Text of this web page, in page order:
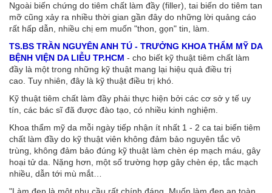
Ngoài biến chứng do tiêm chất làm đầy (filler), tai biến do tiêm tan
mỡ cũng xảy ra nhiều thời gian gần đây do những lời quảng cáo
rất hấp dẫn, nhiều chị em muốn "thon, gọn" tin, làm.
TS.BS TRẦN NGUYÊN ANH TÚ - TRƯỞNG KHOA THẨM MỸ DA
BỆNH VIỆN DA LIỄU TP.HCM - cho biết kỹ thuật tiêm chất làm
đầy là một trong những kỹ thuật mang lại hiệu quả điều trị
cao. Tuy nhiên, đây là kỹ thuật điều trị khó.
Kỹ thuật tiêm chất làm đầy phải thực hiện bởi các cơ sở y tế uy
tín, các bác sĩ đã được đào tạo, có nhiều kinh nghiệm.
Khoa thẩm mỹ da mỗi ngày tiếp nhận ít nhất 1 - 2 ca tai biến tiêm
chất làm đầy do kỹ thuật viên không đảm bảo nguyên tắc vô
trùng, không đảm bảo đúng kỹ thuật làm chèn ép mạch máu, gây
hoại tử da. Nặng hơn, một số trường hợp gây chèn ép, tắc mạch
nhiều, dẫn tới mù mắt…